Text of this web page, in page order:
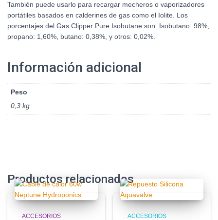
También puede usarlo para recargar mecheros o vaporizadores
portátiles basados en calderines de gas como el Iolite. Los
porcentajes del Gas Clipper Pure Isobutane son: Isobutano: 98%,
propano: 1,60%, butano: 0,38%, y otros: 0,02%.
Información adicional
Peso
0,3 kg
Productos relacionados
ACCESORIOS ACCESORIOS